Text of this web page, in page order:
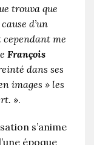
trouva que
d’un
me
François
dans ses
images » les
».
s’anime
époque